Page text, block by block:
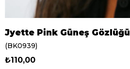
Jyette Pink Güneş Gözlüğü
(BK0939)
₺110,00